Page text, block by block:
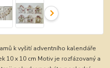
k vyšití adventního kalendáře
10 x 10 cm Motiv je rozfázovaný a